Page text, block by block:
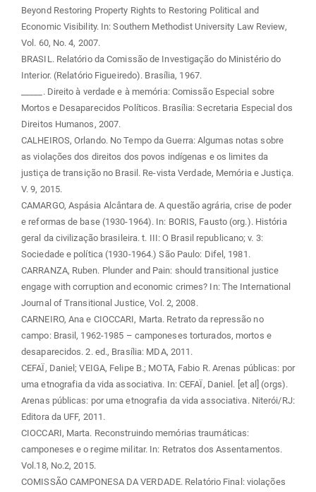
Beyond Restoring Property Rights to Restoring Political and
Economic Visibility. In: Southern Methodist University Law Review,
Vol. 60, No. 4, 2007.
BRASIL. Relatório da Comissão de Investigação do Ministério do
Interior. (Relatório Figueiredo). Brasília, 1967.
_____. Direito à verdade e à memória: Comissão Especial sobre
Mortos e Desaparecidos Políticos. Brasília: Secretaria Especial dos
Direitos Humanos, 2007.
CALHEIROS, Orlando. No Tempo da Guerra: Algumas notas sobre
as violações dos direitos dos povos indígenas e os limites da
justiça de transição no Brasil. Re-vista Verdade, Memória e Justiça.
V. 9, 2015.
CAMARGO, Aspásia Alcântara de. A questão agrária, crise de poder
e reformas de base (1930-1964). In: BORIS, Fausto (org.). História
geral da civilização brasileira. t. III: O Brasil republicano; v. 3:
Sociedade e política (1930-1964.) São Paulo: Difel, 1981.
CARRANZA, Ruben. Plunder and Pain: should transitional justice
engage with corruption and economic crimes? In: The International
Journal of Transitional Justice, Vol. 2, 2008.
CARNEIRO, Ana e CIOCCARI, Marta. Retrato da repressão no
campo: Brasil, 1962-1985 – camponeses torturados, mortos e
desaparecidos. 2. ed., Brasília: MDA, 2011.
CEFAÏ, Daniel; VEIGA, Felipe B.; MOTA, Fabio R. Arenas públicas: por
uma etnografia da vida associativa. In: CEFAÏ, Daniel. [et al] (orgs).
Arenas públicas: por uma etnografia da vida associativa. Niterói/RJ:
Editora da UFF, 2011.
CIOCCARI, Marta. Reconstruindo memórias traumáticas:
camponeses e o regime militar. In: Retratos dos Assentamentos.
Vol.18, No.2, 2015.
COMISSÃO CAMPONESA DA VERDADE. Relatório Final: violações